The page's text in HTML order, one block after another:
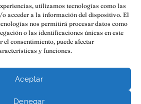
utilizamos tecnologías como las
acceder a la información del dispositivo. El
nos permitirá procesar datos como
o las identificaciones únicas en este
consentimiento, puede afectar
y funciones.
Aceptar
Denegar
MENTOR360
HABLAMOS
y consultas →